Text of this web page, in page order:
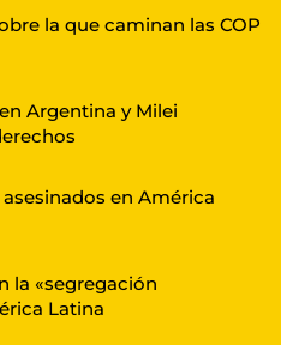
la que caminan las COP
Argentina y Milei
en América
la «segregación
Latina